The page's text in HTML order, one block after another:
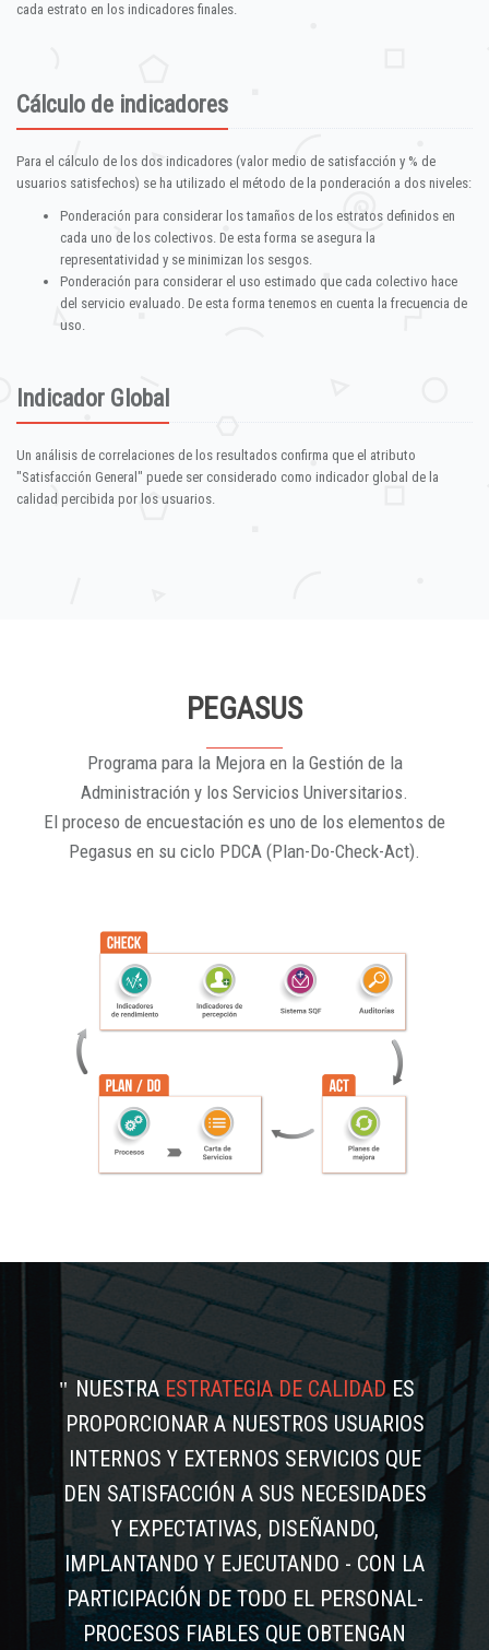
cada estrato en los indicadores finales.
Cálculo de indicadores
Para el cálculo de los dos indicadores (valor medio de satisfacción y % de
usuarios satisfechos) se ha utilizado el método de la ponderación a dos niveles:
Ponderación para considerar los tamaños de los estratos definidos en
cada uno de los colectivos. De esta forma se asegura la
representatividad y se minimizan los sesgos.
Ponderación para considerar el uso estimado que cada colectivo hace
del servicio evaluado. De esta forma tenemos en cuenta la frecuencia de
uso.
Indicador Global
Un análisis de correlaciones de los resultados confirma que el atributo
"Satisfacción General" puede ser considerado como indicador global de la
calidad percibida por los usuarios.
PEGASUS
Programa para la Mejora en la Gestión de la
Administración y los Servicios Universitarios.
El proceso de encuestación es uno de los elementos de
Pegasus en su ciclo PDCA (Plan-Do-Check-Act).
NUESTRAESTRATEGIA DE CALIDADES
PROPORCIONAR A NUESTROS USUARIOS
INTERNOS Y EXTERNOS SERVICIOS QUE
DEN SATISFACCIÓN A SUS NECESIDADES
Y EXPECTATIVAS, DISEÑANDO,
IMPLANTANDO Y EJECUTANDO - CON LA
PARTICIPACIÓN DE TODO EL PERSONAL-
PROCESOS FIABLES QUE OBTENGAN